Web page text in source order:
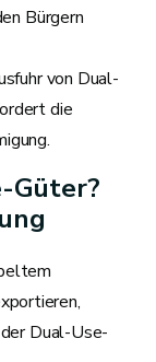
Bürgern
von Dual-
die
Güter?
Dual-Use-